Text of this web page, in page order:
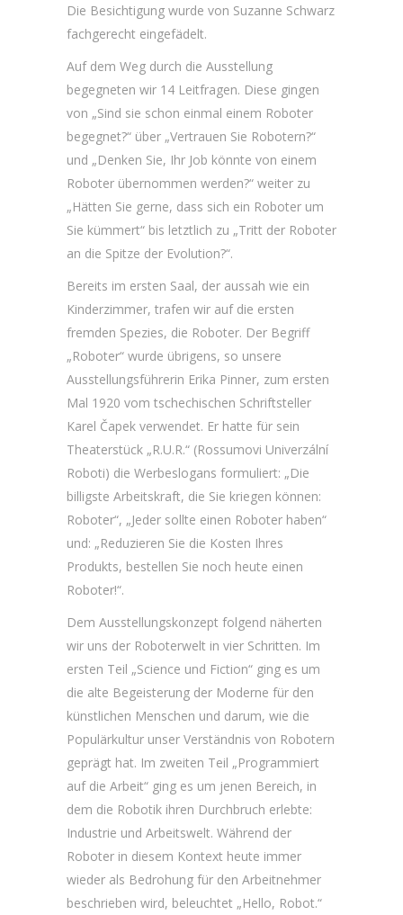
Die Besichtigung wurde von Suzanne Schwarz
fachgerecht eingefädelt.
Auf dem Weg durch die Ausstellung
begegneten wir 14 Leitfragen. Diese gingen
von „Sind sie schon einmal einem Roboter
begegnet?“ über „Vertrauen Sie Robotern?“
und „Denken Sie, Ihr Job könnte von einem
Roboter übernommen werden?“ weiter zu
„Hätten Sie gerne, dass sich ein Roboter um
Sie kümmert“ bis letztlich zu „Tritt der Roboter
an die Spitze der Evolution?“.
Bereits im ersten Saal, der aussah wie ein
Kinderzimmer, trafen wir auf die ersten
fremden Spezies, die Roboter. Der Begriff
„Roboter“ wurde übrigens, so unsere
Ausstellungsführerin Erika Pinner, zum ersten
Mal 1920 vom tschechischen Schriftsteller
Karel Čapek verwendet. Er hatte für sein
Theaterstück „R.U.R.“ (Rossumovi Univerzální
Roboti) die Werbeslogans formuliert: „Die
billigste Arbeitskraft, die Sie kriegen können:
Roboter“, „Jeder sollte einen Roboter haben“
und: „Reduzieren Sie die Kosten Ihres
Produkts, bestellen Sie noch heute einen
Roboter!“.
Dem Ausstellungskonzept folgend näherten
wir uns der Roboterwelt in vier Schritten. Im
ersten Teil „Science und Fiction“ ging es um
die alte Begeisterung der Moderne für den
künstlichen Menschen und darum, wie die
Populärkultur unser Verständnis von Robotern
geprägt hat. Im zweiten Teil „Programmiert
auf die Arbeit“ ging es um jenen Bereich, in
dem die Robotik ihren Durchbruch erlebte:
Industrie und Arbeitswelt. Während der
Roboter in diesem Kontext heute immer
wieder als Bedrohung für den Arbeitnehmer
beschrieben wird, beleuchtet „Hello, Robot.“